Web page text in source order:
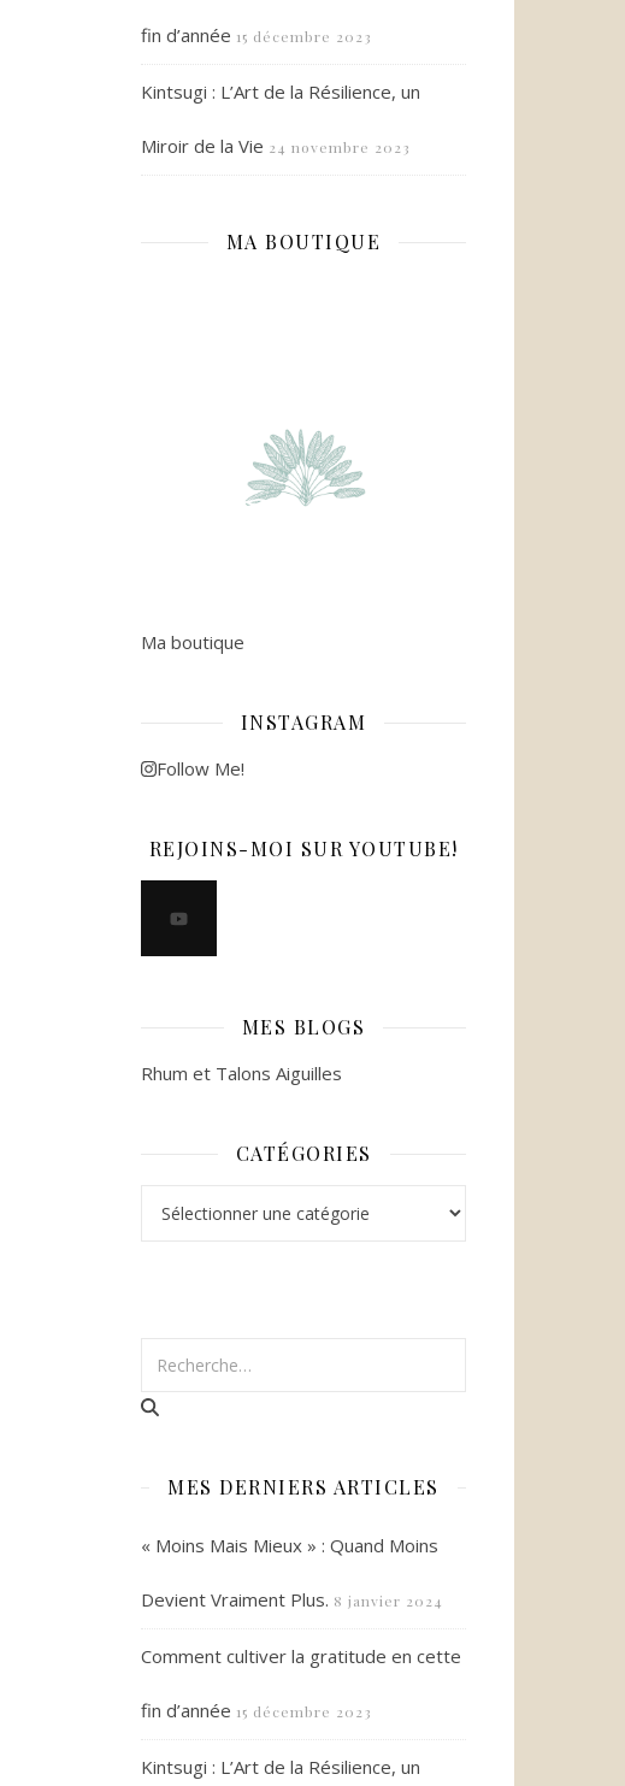
fin d’année 15 décembre 2023
Kintsugi : L’Art de la Résilience, un
Miroir de la Vie 24 novembre 2023
MA BOUTIQUE
Ma boutique
INSTAGRAM
Follow Me!
REJOINS-MOI SUR YOUTUBE!
MES BLOGS
Rhum et Talons Aiguilles
CATÉGORIES
MES DERNIERS ARTICLES
« Moins Mais Mieux » : Quand Moins
Devient Vraiment Plus. 8 janvier 2024
Comment cultiver la gratitude en cette
fin d’année 15 décembre 2023
Kintsugi : L’Art de la Résilience, un